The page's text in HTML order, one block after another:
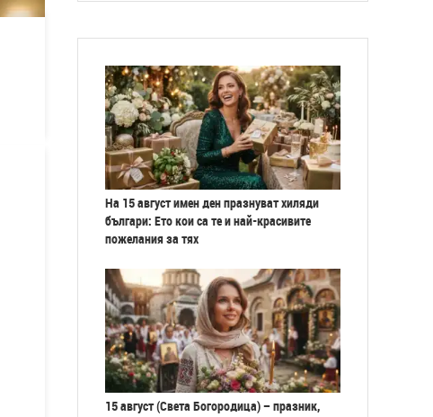
На 15 август имен ден празнуват хиляди
българи: Ето кои са те и най-красивите
пожелания за тях
15 август (Света Богородица) – празник,